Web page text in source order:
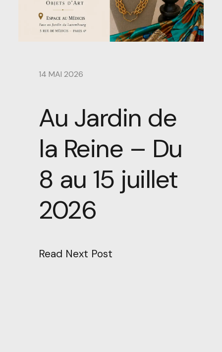
14 MAI 2026
Au Jardin de
la Reine – Du
8 au 15 juillet
2026
Read Next Post